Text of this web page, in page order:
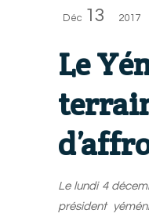
Déc 13 2017
Le
Le lundi 4
président